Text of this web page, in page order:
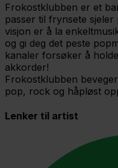
Frokostklubben er et
passer til frynsete sjeler
visjon er å la
og gi deg det peste
kanaler forsøker å
akkorder!
Frokostklubben
pop, rock og håpløst
Lenker til artist